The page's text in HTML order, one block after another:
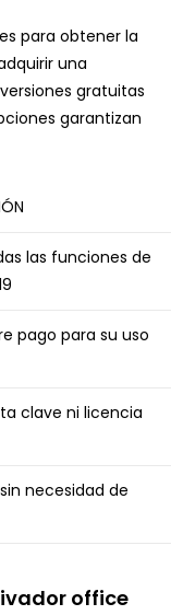
para obtener la
una
gratuitas
garantizan
las funciones de
pago para su uso
clave ni licencia
necesidad de
office